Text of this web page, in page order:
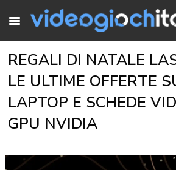
REGALI DI NATALE
LE ULTIME OFFERTE
LAPTOP E SCHEDE
GPU NVIDIA